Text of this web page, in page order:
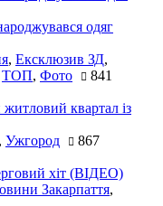
одяг
, Ексклюзив ЗД,
ТОП, Фото 841
квартал із
, Ужгород 867
хіт (ВІДЕО)
Закарпаття,